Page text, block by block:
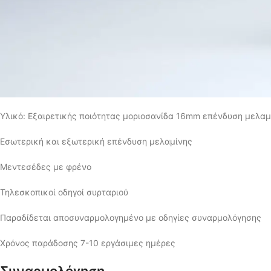
Υλικό: Εξαιρετικής ποιότητας μοριοσανίδα 16mm επένδυση
Εσωτερική και εξωτερική επένδυση μελαμίνης
Μεντεσέδες με φρένο
Τηλεσκοπικοί οδηγοί συρταριού
Παραδίδεται αποσυναρμολογημένο με οδηγίες συναρμολόγησης
Χρόνος παράδοσης 7-10 εργάσιμες ημέρες